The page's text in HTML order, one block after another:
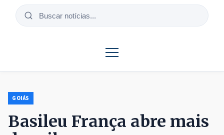
Buscar
GOIÁS
Basileu França abre mais